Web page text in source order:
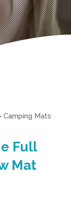
Camping Mats
Full
Mat